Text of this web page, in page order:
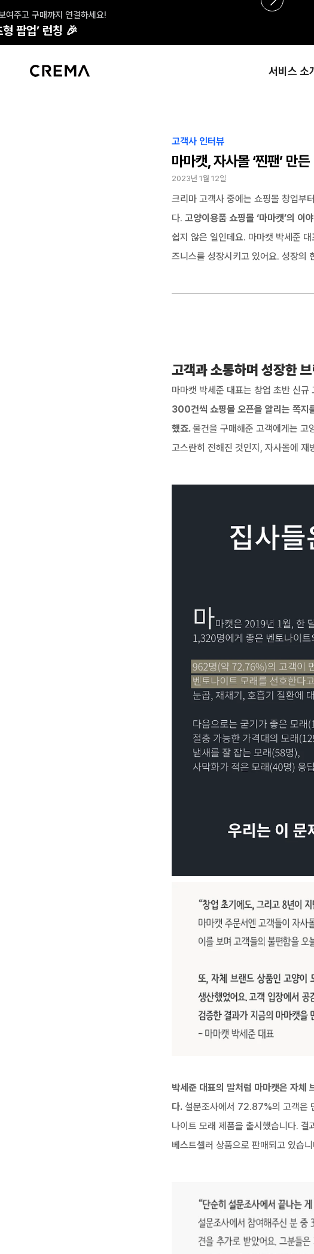
여주고 구매까지 연결하세요!
팝업’ 런칭 🎉
서비스 소
고객사 인터뷰
마마캣, 자사몰 ‘찐팬’ 만
2023년 1월 12일
크리마 고객사 중에는 쇼핑몰 창업부
다. 고양이용품 쇼핑몰 ‘마마캣’의 이
쉽지 않은 일인데요. 마마캣 박세준
즈니스를 성장시키고 있어요. 성장의
고객과 소통하며 성장한
마마캣 박세준 대표는 창업 초반 신
300건씩 쇼핑몰 오픈을 알리는 쪽지
했죠. 물건을 구매해준 고객에게는 고
고스란히 전해진 것인지, 자사몰에
박세준 대표의 말처럼 마마캣은 자체
다. 설문조사에서 72.87%의 고객은
나이트 모래 제품을 출시했습니다.
베스트셀러 상품으로 판매되고 있습